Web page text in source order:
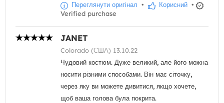
Переглянути оригінал • Корисний •
Verified purchase
JANET
Colorado (США) 13.10.22
Чудовий костюм. Дуже великий, але його можна
носити різними способами. Він має сіточку,
через яку ви можете дивитися, якщо хочете,
щоб ваша голова була покрита.